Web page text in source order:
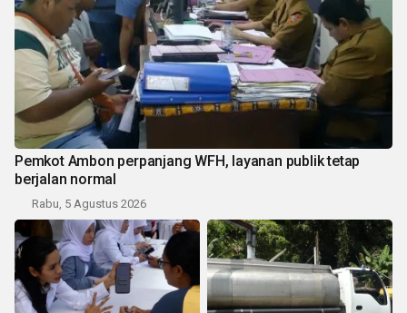
Pemkot Ambon perpanjang WFH, layanan publik tetap
berjalan normal
Rabu, 5 Agustus 2026